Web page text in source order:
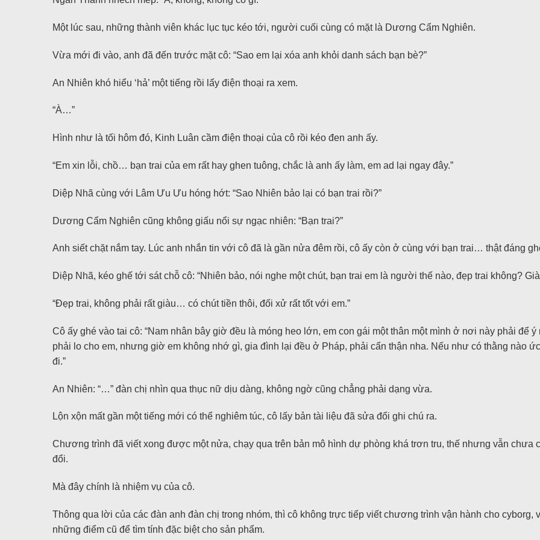
Một lúc sau, những thành viên khác lục tục kéo tới, người cuối cùng có mặt là Dương Cẩm Nghiên.
Vừa mới đi vào, anh đã đến trước mặt cô: “Sao em lại xóa anh khỏi danh sách bạn bè?”
An Nhiên khó hiểu ‘hả’ một tiếng rồi lấy điện thoại ra xem.
“À…”
Hình như là tối hôm đó, Kinh Luân cầm điện thoại của cô rồi kéo đen anh ấy.
“Em xin lỗi, chồ… bạn trai của em rất hay ghen tuông, chắc là anh ấy làm, em ad lại ngay đây.”
Diệp Nhã cùng với Lâm Ưu Ưu hóng hớt: “Sao Nhiên bảo lại có bạn trai rồi?”
Dương Cẩm Nghiên cũng không giấu nổi sự ngạc nhiên: “Bạn trai?”
Anh siết chặt nắm tay. Lúc anh nhắn tin với cô đã là gần nửa đêm rồi, cô ấy còn ở cùng với bạn trai… thật đáng
Diệp Nhã, kéo ghế tới sát chỗ cô: “Nhiên bảo, nói nghe một chút, bạn trai em là người thế nào, đẹp trai không?
“Đẹp trai, không phải rất giàu… có chút tiền thôi, đối xử rất tốt với em.”
Cô ấy ghé vào tai cô: “Nam nhân bây giờ đều là móng heo lớn, em con gái một thân một mình ở nơi này phải để
phải lo cho em, nhưng giờ em không nhớ gì, gia đình lại đều ở Pháp, phải cẩn thận nha. Nếu như có thằng nào
đi.”
An Nhiên: “…” đàn chị nhìn qua thục nữ dịu dàng, không ngờ cũng chẳng phải dạng vừa.
Lộn xộn mất gần một tiếng mới có thể nghiêm túc, cô lấy bản tài liệu đã sửa đổi ghi chú ra.
Chương trình đã viết xong được một nửa, chạy qua trên bản mô hình dự phòng khá trơn tru, thế nhưng vẫn chưa
đổi.
Mà đây chính là nhiệm vụ của cô.
Thông qua lời của các đàn anh đàn chị trong nhóm, thì cô không trực tiếp viết chương trình vận hành cho cyborg,
những điểm cũ để tìm tính đặc biệt cho sản phẩm.